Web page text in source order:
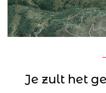
Je zult het